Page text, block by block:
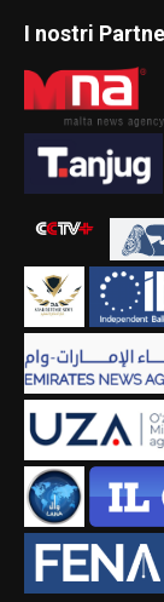
I nostri